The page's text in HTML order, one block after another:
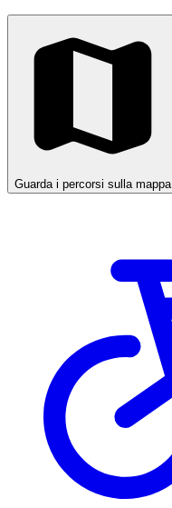
Guarda i percorsi sulla mappa